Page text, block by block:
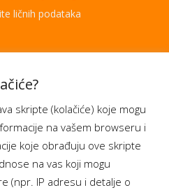
ličnih podataka
usluga
webTV
BH Telecom
skripte (kolačiće) koje mogu
na vašem browseru i
koje obrađuju ove skripte
na vas koji mogu
(npr. IP adresu i detalje o